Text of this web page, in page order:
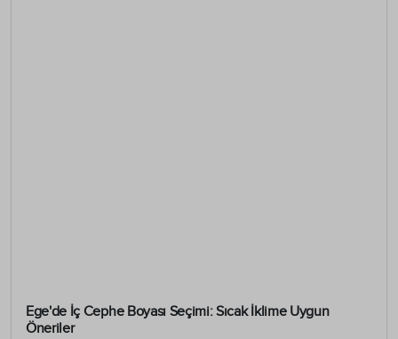
Ege'de İç Cephe Boyası Seçimi: Sıcak İklime Uygun
Öneriler